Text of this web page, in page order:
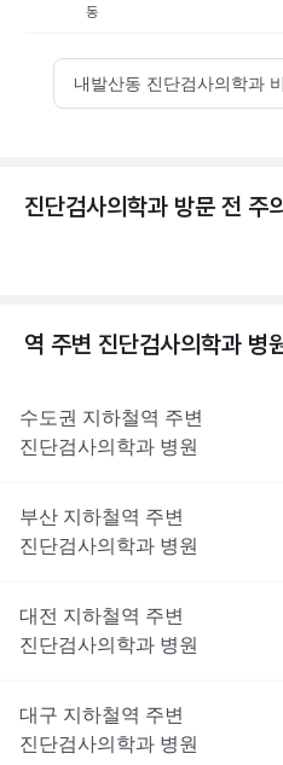
동
내발산동 진단검사의학과
진단검사의학과 방문 전 주
역 주변 진단검사의학과 병
수도권 지하철역 주변
진단검사의학과 병원
부산 지하철역 주변
진단검사의학과 병원
대전 지하철역 주변
진단검사의학과 병원
대구 지하철역 주변
진단검사의학과 병원